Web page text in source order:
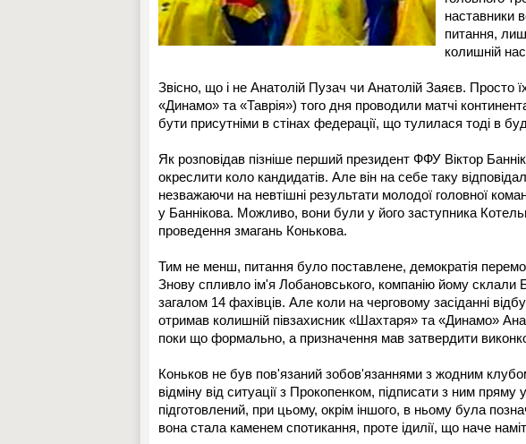
наставники
питання,
колишній
Звісно, що і не Анатолій Пузач чи Анатолій Заяєв. Просто
«Динамо» та «Таврія») того дня проводили матчі
бути присутніми в стінах федерації, що тулилася тоді в
Як розповідав пізніше перший президент ФФУ Віктор
окреслити коло кандидатів. Але він на себе таку
незважаючи на невтішні результати молодої головної
у Баннікова. Можливо, вони були у його заступника
проведення змагань Конькова.
Тим не менш, питання було поставлене, демократія
Знову спливло ім'я Лобановського, компанію йому
загалом 14 фахівців. Але коли на черговому засіданні
отримав колишній півзахисник «Шахтаря» та «Динамо»
поки що формально, а призначення мав затвердити
Коньков не був пов'язаний зобов'язаннями з жодним
відміну від ситуації з Прокопенком, підписати з ним
підготовлений, при цьому, окрім іншого, в ньому була
вона стала каменем спотикання, проте ідилії, що наче